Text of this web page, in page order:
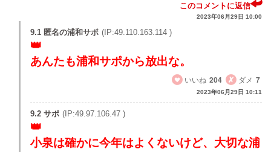
このコメントに返信
2023年06月29日 10:00
9.1 匿名の浦和サポ (IP:49.110.163.114 )
あんたも浦和サポから放出な。
いいね 204 ダメ 7
2023年06月29日 10:11
9.2 サポ (IP:49.97.106.47 )
小泉は確かに今年はよくないけど、大切な浦